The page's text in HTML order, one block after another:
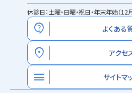
休診日：土曜・日曜・祝日・年末年始（
contact_support よくある
location_on アクセ
menu サイトマ